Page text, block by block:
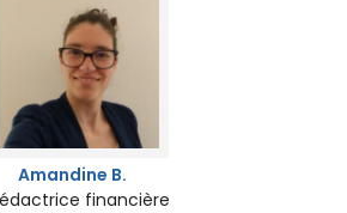
Amandine B.
financière